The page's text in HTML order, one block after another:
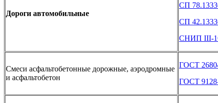
Дороги автомобильные
СП
СП
СНИП III-
Смеси асфальтобетонные дорожные, аэродромные
и асфальтобетон
ГОСТ
ГОСТ